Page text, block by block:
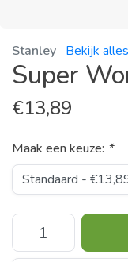
Stanley Bekijk
Super
€13,89
Maak een keuze: *